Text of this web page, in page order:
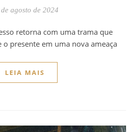
agosto de 2024
o presente em uma nova ameaça
LEIA MAIS